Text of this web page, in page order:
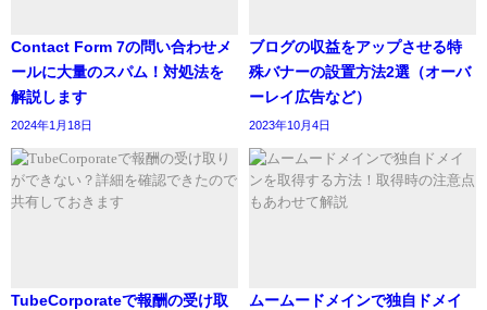
Contact Form 7の問い合わせメ
ールに大量のスパム！対処法を
解説します
2024年1月18日
ブログの収益をアップさせる特
殊バナーの設置方法2選（オーバ
ーレイ広告など）
2023年10月4日
TubeCorporateで報酬の受け取
ムームードメインで独自ドメイ